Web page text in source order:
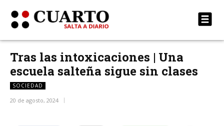
Tras las intoxicaciones | Una
escuela salteña sigue sin clases
SOCIEDAD
20 de agosto, 2024